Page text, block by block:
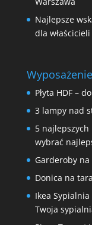
Najlepsze
dla
Wyposażenie
Płyta HDF –
3 lampy nad
5
wybrać
Garderoby
Donica na
Ikea
Twoja